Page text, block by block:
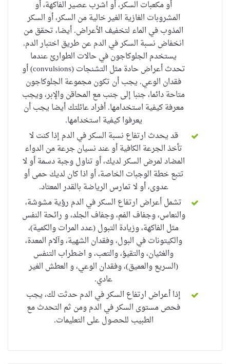
أو مكعبات السكر، أو اشرب عصير الفاكهة، أو
المشروبات الغازية الغير خالية من السكر، أو السكر
المذوب في الماء لتخفيف الأعراض. أيضا، تحقق من
انخفاض نسبة السكر في الدم عن طريق اختبار الدم.
يستخدم الجلوكاجون فيحالات الطوارئ عندما
تحدث أعراض حادة مثل التشنجات (convulsions) أو
فقدان الوعي. يجب أن تكونمجموعة الجلوكاجون
متاحة دائما، جنبا إلى جنب مع المحاقن والإبر، ويجب
معرفة كيفية استخدامها. أفراد عائلتك أيضا يجب أن
يعرفوا كيفية استخدامها.
قد يحدث ارتفاع نسبة السكر في الدم إذا كنت لا
تأخذ الجرعة الكافية أو عند نسيان جرعة من الدواء
المضاد لمرض السكر لديك، أو تناول وجبة دسمة أو لا
تتبع خطة الوجبات الخاصة، أو اذا كان لديك حمى أو
عدوى، أو لا تمارس الرياضة بالقدرالمعتاد.
تشمل أعراض ارتفاع السكر في الدم رؤية مشوشة،
والنعاس، وجفاف الفم، وجفاف الجلد، و رائحة النفس
مثل الفاكهة، وزيادة التبول (عدد المرات والكمية)،
والكيتونات في البول، وفقدان الشهية، وآلام المعدة،
والغثيان، والتقيؤ، والتعب، و اضطراب التنفس
(السريع والعميق)، وفقدان الوعي، والعطش الغير
عادي.
إذا أعراض ارتفاع السكر في الدم حدثت لك، يجب
فحص مستوى السكر في الدم ومن ثم التحدث مع
الطبيب للحصول على التعليمات.